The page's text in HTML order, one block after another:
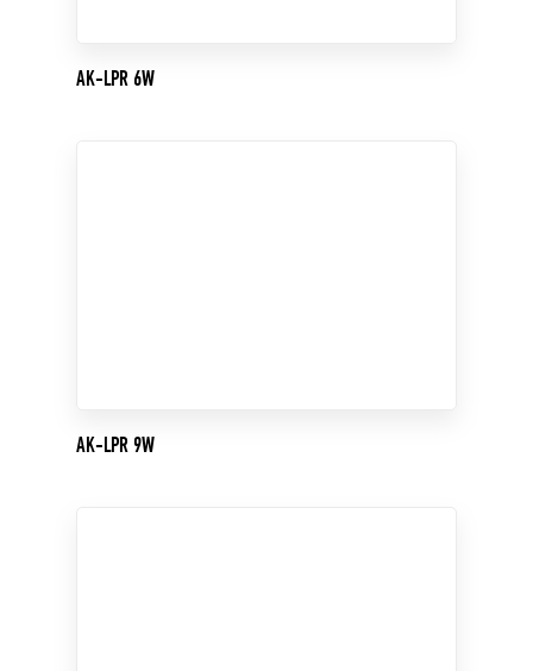
AK-LPR 6W
AK-LPR 9W